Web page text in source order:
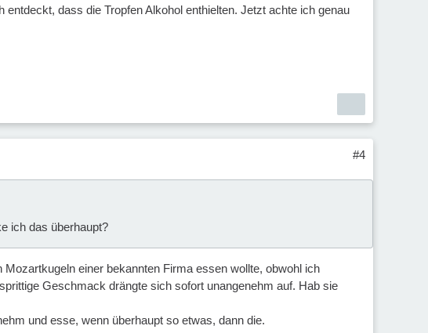
dass die Tropfen Alkohol enthielten. Jetzt achte ich genau
#4
ich das überhaupt?
einer bekannten Firma essen wollte, obwohl ich
Geschmack drängte sich sofort unangenehm auf. Hab sie
und esse, wenn überhaupt so etwas, dann die.